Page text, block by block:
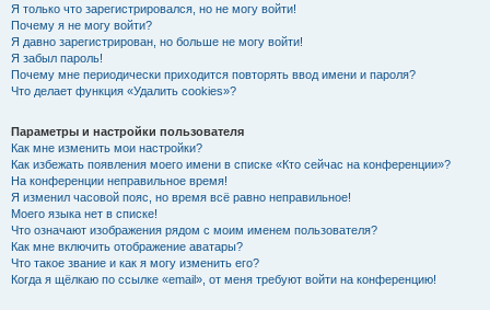
Я только что зарегистрировался, но не могу войти!
Почему я не могу войти?
Я давно зарегистрирован, но больше не могу войти!
Я забыл пароль!
Почему мне периодически приходится повторять ввод имени и пароля?
Что делает функция «Удалить cookies»?
Параметры и настройки пользователя
Как мне изменить мои настройки?
Как избежать появления моего имени в списке «Кто сейчас на конференции»?
На конференции неправильное время!
Я изменил часовой пояс, но время всё равно неправильное!
Моего языка нет в списке!
Что означают изображения рядом с моим именем пользователя?
Как мне включить отображение аватары?
Что такое звание и как я могу изменить его?
Когда я щёлкаю по ссылке «email», от меня требуют войти на конференцию!